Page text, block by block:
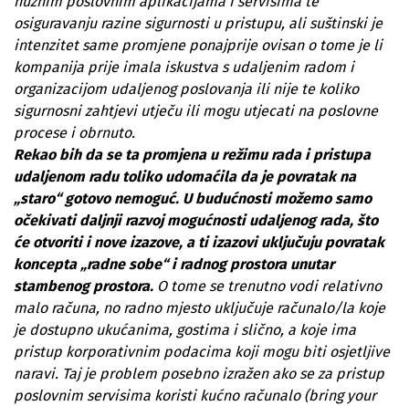
osiguravanju razine sigurnosti u pristupu, ali suštinski je
intenzitet same promjene ponajprije ovisan o tome je li
kompanija prije imala iskustva s udaljenim radom i
organizacijom udaljenog poslovanja ili nije te koliko
sigurnosni zahtjevi utječu ili mogu utjecati na poslovne
procese i obrnuto.
Rekao bih da se ta promjena u režimu rada i pristupa
udaljenom radu toliko udomaćila da je povratak na
„staro“ gotovo nemoguć. U budućnosti možemo samo
očekivati daljnji razvoj mogućnosti udaljenog rada, što
će otvoriti i nove izazove, a ti izazovi uključuju povratak
koncepta „radne sobe“ i radnog prostora unutar
stambenog prostora. O tome se trenutno vodi relativno
malo računa, no radno mjesto uključuje računalo/la koje
je dostupno ukućanima, gostima i slično, a koje ima
pristup korporativnim podacima koji mogu biti osjetljive
naravi. Taj je problem posebno izražen ako se za pristup
poslovnim servisima koristi kućno računalo (bring your